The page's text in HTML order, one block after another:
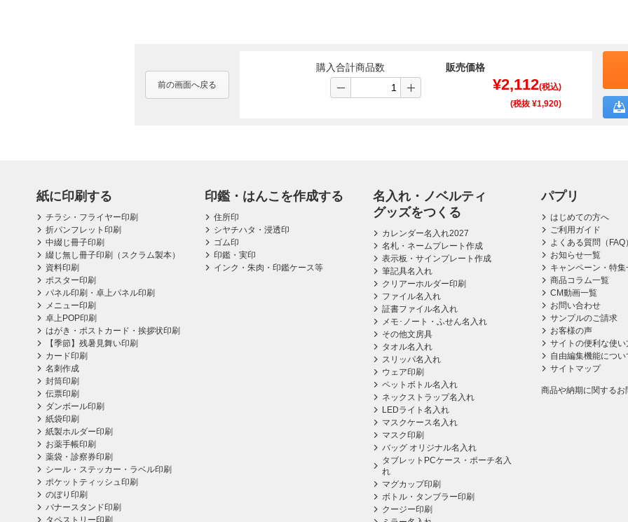
前の画面へ戻る
購入合計商品数 販売価格
¥2,112(税込)
(税抜 ¥1,920)
紙に印刷する
チラシ・フライヤー印刷
折パンフレット印刷
中綴じ冊子印刷
綴じ無し冊子印刷（スクラム製本）
資料印刷
ポスター印刷
パネル印刷・卓上パネル印刷
メニュー印刷
卓上POP印刷
はがき・ポストカード・挨拶状印刷
【季節】残暑見舞い印刷
カード印刷
名刺作成
封筒印刷
伝票印刷
ダンボール印刷
紙袋印刷
紙製ホルダー印刷
お薬手帳印刷
薬袋・診察券印刷
シール・ステッカー・ラベル印刷
ポケットティッシュ印刷
のぼり印刷
バナースタンド印刷
タペストリー印刷
印鑑・はんこを作成する
住所印
シヤチハタ・浸透印
ゴム印
印鑑・実印
インク・朱肉・印鑑ケース等
名入れ・ノベルティ
グッズをつくる
カレンダー名入れ2027
名札・ネームプレート作成
表示板・サインプレート作成
筆記具名入れ
クリアーホルダー印刷
ファイル名入れ
証書ファイル名入れ
メモ･ノート・ふせん名入れ
その他文房具
タオル名入れ
スリッパ名入れ
ウェア印刷
ペットボトル名入れ
ネックストラップ名入れ
LEDライト名入れ
マスクケース名入れ
マスク印刷
バッグ オリジナル名入れ
タブレットPCケース・ポーチ名入
れ
マグカップ印刷
ボトル・タンブラー印刷
クージー印刷
パプリ
はじめての方へ
ご利用ガイド
よくある質問（FAQ
お知らせ一覧
キャンペーン・特集
商品コラム一覧
CM動画一覧
お問い合わせ
サンプルのご請求
お客様の声
サイトの便利な使い
自由編集機能につい
サイトマップ
商品や納期に関する